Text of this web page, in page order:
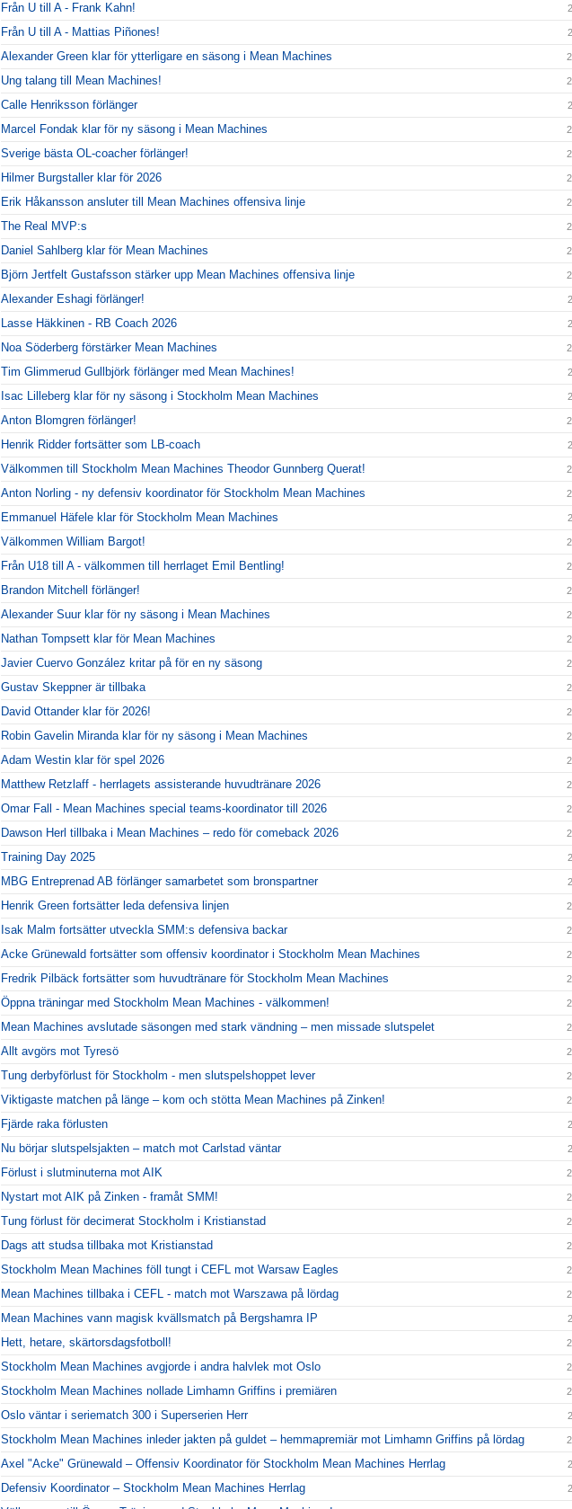
Från U till A - Frank Kahn!
Från U till A - Mattias Piñones!
Alexander Green klar för ytterligare en säsong i Mean Machines
Ung talang till Mean Machines!
Calle Henriksson förlänger
Marcel Fondak klar för ny säsong i Mean Machines
Sverige bästa OL-coacher förlänger!
Hilmer Burgstaller klar för 2026
Erik Håkansson ansluter till Mean Machines offensiva linje
The Real MVP:s
Daniel Sahlberg klar för Mean Machines
Björn Jertfelt Gustafsson stärker upp Mean Machines offensiva linje
Alexander Eshagi förlänger!
Lasse Häkkinen - RB Coach 2026
Noa Söderberg förstärker Mean Machines
Tim Glimmerud Gullbjörk förlänger med Mean Machines!
Isac Lilleberg klar för ny säsong i Stockholm Mean Machines
Anton Blomgren förlänger!
Henrik Ridder fortsätter som LB-coach
Välkommen till Stockholm Mean Machines Theodor Gunnberg Querat!
Anton Norling - ny defensiv koordinator för Stockholm Mean Machines
Emmanuel Häfele klar för Stockholm Mean Machines
Välkommen William Bargot!
Från U18 till A - välkommen till herrlaget Emil Bentling!
Brandon Mitchell förlänger!
Alexander Suur klar för ny säsong i Mean Machines
Nathan Tompsett klar för Mean Machines
Javier Cuervo González kritar på för en ny säsong
Gustav Skeppner är tillbaka
David Ottander klar för 2026!
Robin Gavelin Miranda klar för ny säsong i Mean Machines
Adam Westin klar för spel 2026
Matthew Retzlaff - herrlagets assisterande huvudtränare 2026
Omar Fall - Mean Machines special teams-koordinator till 2026
Dawson Herl tillbaka i Mean Machines – redo för comeback 2026
Training Day 2025
MBG Entreprenad AB förlänger samarbetet som bronspartner
Henrik Green fortsätter leda defensiva linjen
Isak Malm fortsätter utveckla SMM:s defensiva backar
Acke Grünewald fortsätter som offensiv koordinator i Stockholm Mean Machines
Fredrik Pilbäck fortsätter som huvudtränare för Stockholm Mean Machines
Öppna träningar med Stockholm Mean Machines - välkommen!
Mean Machines avslutade säsongen med stark vändning – men missade slutspelet
Allt avgörs mot Tyresö
Tung derbyförlust för Stockholm - men slutspelshoppet lever
Viktigaste matchen på länge – kom och stötta Mean Machines på Zinken!
Fjärde raka förlusten
Nu börjar slutspelsjakten – match mot Carlstad väntar
Förlust i slutminuterna mot AIK
Nystart mot AIK på Zinken - framåt SMM!
Tung förlust för decimerat Stockholm i Kristianstad
Dags att studsa tillbaka mot Kristianstad
Stockholm Mean Machines föll tungt i CEFL mot Warsaw Eagles
Mean Machines tillbaka i CEFL - match mot Warszawa på lördag
Mean Machines vann magisk kvällsmatch på Bergshamra IP
Hett, hetare, skärtorsdagsfotboll!
Stockholm Mean Machines avgjorde i andra halvlek mot Oslo
Stockholm Mean Machines nollade Limhamn Griffins i premiären
Oslo väntar i seriematch 300 i Superserien Herr
Stockholm Mean Machines inleder jakten på guldet – hemmapremiär mot Limhamn Griffins på lördag
Axel "Acke" Grünewald – Offensiv Koordinator för Stockholm Mean Machines Herrlag
Defensiv Koordinator – Stockholm Mean Machines Herrlag